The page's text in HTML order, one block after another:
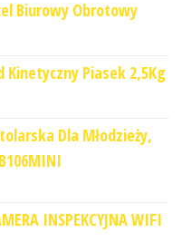
Biurowy Obrotowy
Kinetyczny Piasek 2,5Kg
Dla Młodzieży,
INSPEKCYJNA WIFI